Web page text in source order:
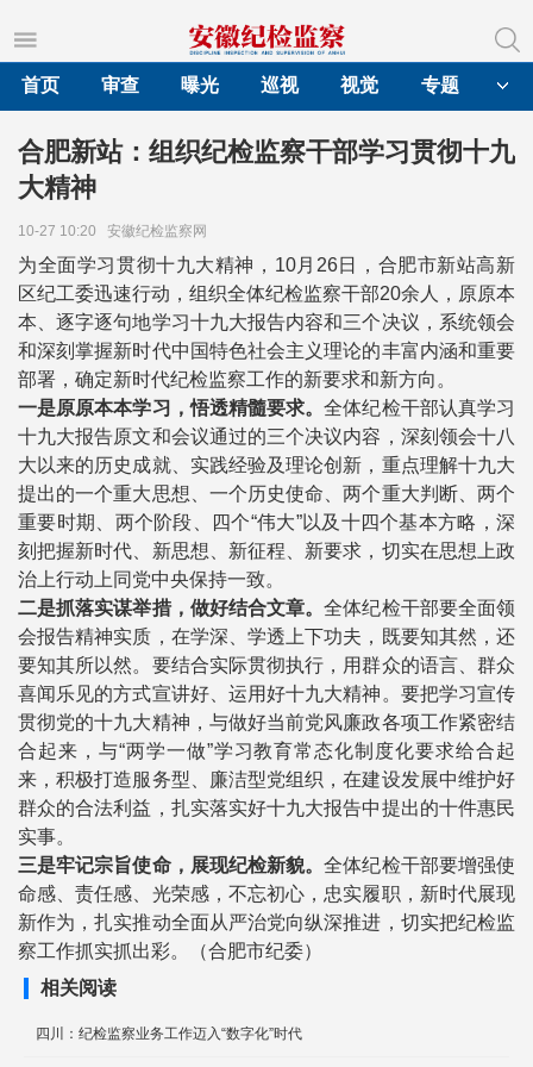
首页
审查 曝光 巡视 视觉 专题
合肥新站：组织纪检监察干部学习贯彻十九
大精神
10-27 10:20 安徽纪检监察网
为全面学习贯彻十九大精神，10月26日，合肥市新站高新
区纪工委迅速行动，组织全体纪检监察干部20余人，原原本
本、逐字逐句地学习十九大报告内容和三个决议，系统领会
和深刻掌握新时代中国特色社会主义理论的丰富内涵和重要
部署，确定新时代纪检监察工作的新要求和新方向。
一是原原本本学习，悟透精髓要求。全体纪检干部认真学习
十九大报告原文和会议通过的三个决议内容，深刻领会十八
大以来的历史成就、实践经验及理论创新，重点理解十九大
提出的一个重大思想、一个历史使命、两个重大判断、两个
重要时期、两个阶段、四个“伟大”以及十四个基本方略，深
刻把握新时代、新思想、新征程、新要求，切实在思想上政
治上行动上同党中央保持一致。
二是抓落实谋举措，做好结合文章。全体纪检干部要全面领
会报告精神实质，在学深、学透上下功夫，既要知其然，还
要知其所以然。要结合实际贯彻执行，用群众的语言、群众
喜闻乐见的方式宣讲好、运用好十九大精神。要把学习宣传
贯彻党的十九大精神，与做好当前党风廉政各项工作紧密结
合起来，与“两学一做”学习教育常态化制度化要求给合起
来，积极打造服务型、廉洁型党组织，在建设发展中维护好
群众的合法利益，扎实落实好十九大报告中提出的十件惠民
实事。
三是牢记宗旨使命，展现纪检新貌。全体纪检干部要增强使
命感、责任感、光荣感，不忘初心，忠实履职，新时代展现
新作为，扎实推动全面从严治党向纵深推进，切实把纪检监
察工作抓实抓出彩。（合肥市纪委）
相关阅读
四川：纪检监察业务工作迈入“数字化”时代